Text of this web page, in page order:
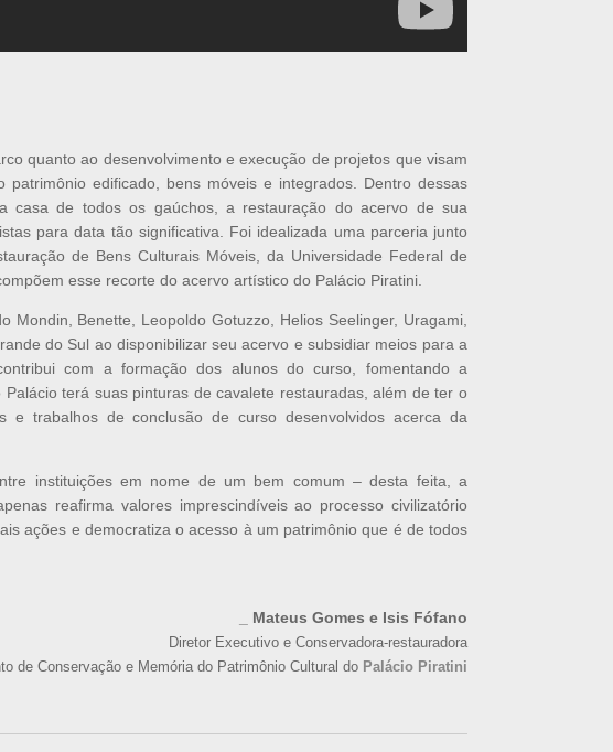
quanto ao desenvolvimento e execução de projetos que visam
edificado, bens móveis e integrados. Dentro dessas
casa de todos os gaúchos, a restauração do acervo de sua
para data tão significativa. Foi idealizada uma parceria junto
de Bens Culturais Móveis, da Universidade Federal de
esse recorte do acervo artístico do Palácio Piratini.
Mondin, Benette, Leopoldo Gotuzzo, Helios Seelinger, Uragami,
do Sul ao disponibilizar seu acervo e subsidiar meios para a
com a formação dos alunos do curso, fomentando a
terá suas pinturas de cavalete restauradas, além de ter o
e trabalhos de conclusão de curso desenvolvidos acerca da
instituições em nome de um bem comum – desta feita, a
reafirma valores imprescindíveis ao processo civilizatório
ações e democratiza o acesso à um patrimônio que é de todos
_ Mateus Gomes e Isis Fófano
Diretor Executivo e Conservadora-restauradora
de Conservação e Memória do Patrimônio Cultural do Palácio Piratini